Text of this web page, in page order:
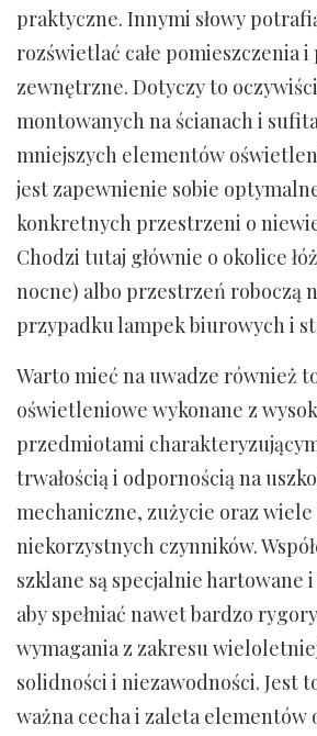
praktyczne. Innymi słowy
rozświetlać całe pomieszczenia
zewnętrzne. Dotyczy to
montowanych na ścianach i
mniejszych elementów
jest zapewnienie sobie
konkretnych przestrzeni o
Chodzi tutaj głównie o okolice
nocne) albo przestrzeń roboczą
przypadku lampek biurowych i
Warto mieć na uwadze również
oświetleniowe wykonane z
przedmiotami
trwałością i odpornością na
mechaniczne, zużycie oraz
niekorzystnych czynników.
szklane są specjalnie hartowane
aby spełniać nawet bardzo
wymagania z zakresu
solidności i niezawodności. Jest
ważna cecha i zaleta